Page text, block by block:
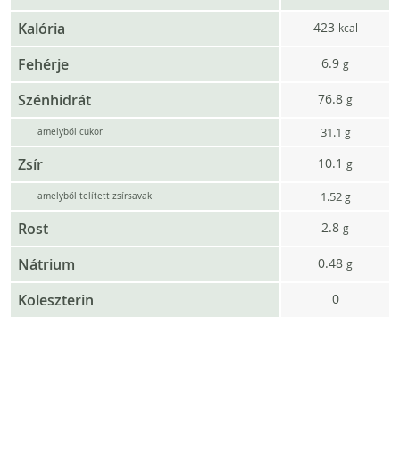
Kalória 423 kcal
Fehérje 6.9 g
Szénhidrát 76.8 g
amelyből cukor 31.1 g
Zsír 10.1 g
amelyből telített zsírsavak 1.52g
Rost 2.8 g
Nátrium 0.48 g
Koleszterin 0